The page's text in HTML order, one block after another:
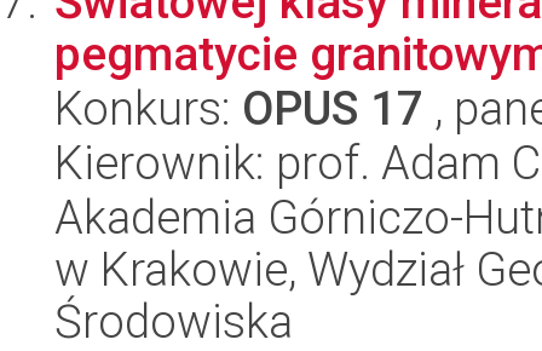
pegmatycie
Konkurs: OPUS 17 ,
Kierownik: prof. Adam
Akademia Górniczo-
w Krakowie, Wydział
Środowiska